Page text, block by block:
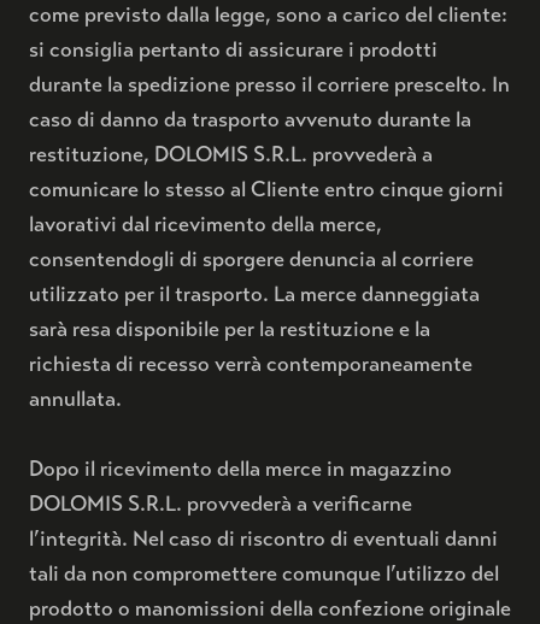
ACQUISTA
BRUT NATURE RISERVA 48
BRUT NATURE RISERVA 72
L'IDEA
IL LUOGO
come previsto dalla legge, sono a carico del cliente:
si consiglia pertanto di assicurare i prodotti
durante la spedizione presso il corriere prescelto. In
caso di danno da trasporto avvenuto durante la
restituzione, DOLOMIS S.R.L. provvederà a
comunicare lo stesso al Cliente entro cinque giorni
lavorativi dal ricevimento della merce,
consentendogli di sporgere denuncia al corriere
utilizzato per il trasporto. La merce danneggiata
sarà resa disponibile per la restituzione e la
richiesta di recesso verrà contemporaneamente
annullata.
Dopo il ricevimento della merce in magazzino
DOLOMIS S.R.L. provvederà a verificarne
l’integrità. Nel caso di riscontro di eventuali danni
tali da non compromettere comunque l’utilizzo del
prodotto o manomissioni della confezione originale